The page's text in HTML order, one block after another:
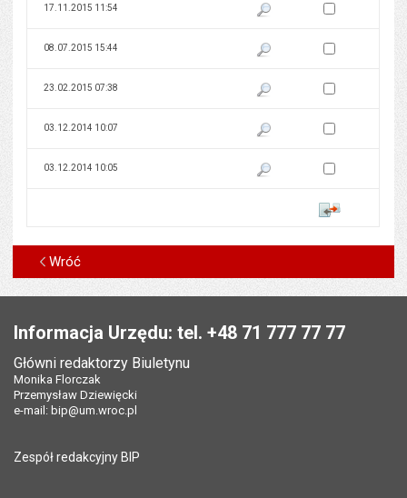
17.11.2015 11:54 Pokaż podgląd wersji z dnia
Zaznacz wersję do
08.07.2015 15:44 Pokaż podgląd wersji z dnia
Zaznacz wersję do
23.02.2015 07:38 Pokaż podgląd wersji z dnia
Zaznacz wersję do
03.12.2014 10:07 Pokaż podgląd wersji z dnia
Zaznacz wersję do
03.12.2014 10:05 Pokaż podgląd wersji z dnia
Zaznacz wersję do
Porównaj
Wróć
Informacja Urzędu: tel. +48 71 777 77 77
Główni redaktorzy Biuletynu
Monika Florczak
Przemysław Dziewięcki
e-mail: bip@um.wroc.pl
Zespół redakcyjny BIP